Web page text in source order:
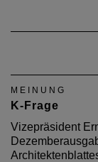
MEINUNG
K-Frage
Vizepräsident